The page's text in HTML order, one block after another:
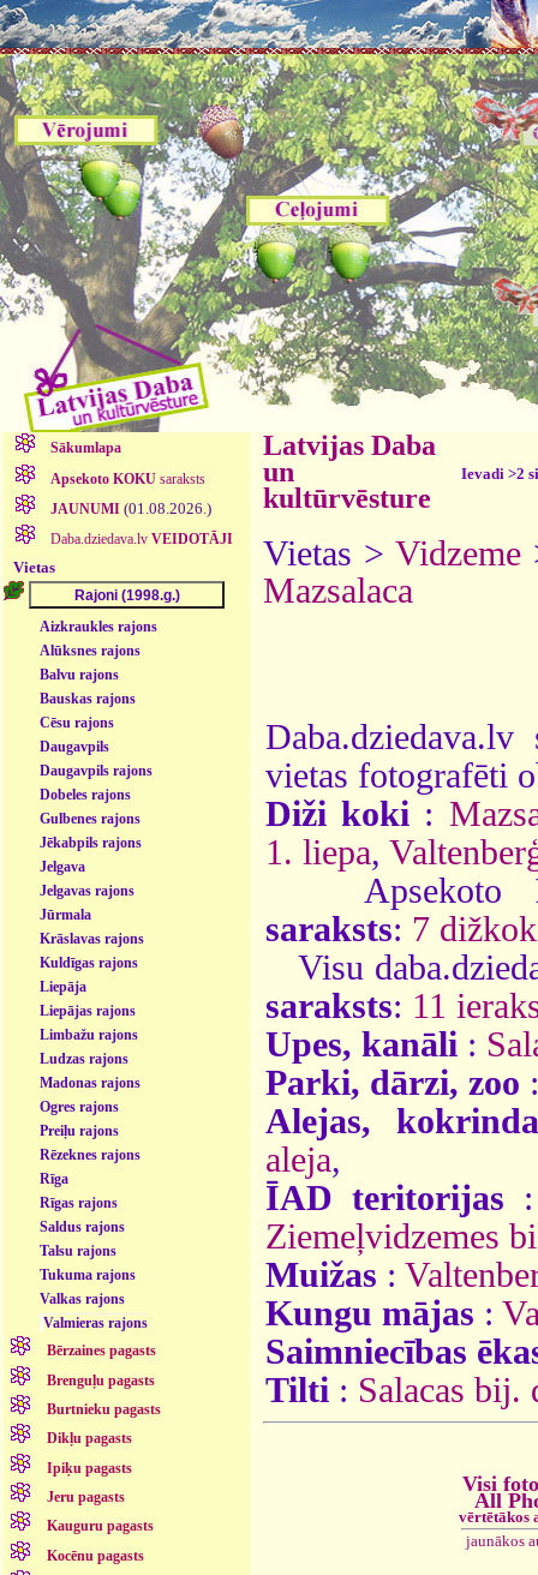
Sākumlapa
Apsekoto KOKUsaraksts
JAUNUMI (01.08.2026.)
Daba.dziedava.lv VEIDOTĀJI
Vietas
Aizkraukles rajons
Alūksnes rajons
Balvu rajons
Bauskas rajons
Cēsu rajons
Daugavpils
Daugavpils rajons
Dobeles rajons
Gulbenes rajons
Jēkabpils rajons
Jelgava
Jelgavas rajons
Jūrmala
Krāslavas rajons
Kuldīgas rajons
Liepāja
Liepājas rajons
Limbažu rajons
Ludzas rajons
Madonas rajons
Ogres rajons
Preiļu rajons
Rēzeknes rajons
Rīga
Rīgas rajons
Saldus rajons
Talsu rajons
Tukuma rajons
Valkas rajons
Valmieras rajons
Bērzaines pagasts
Brenguļu pagasts
Burtnieku pagasts
Dikļu pagasts
Ipiķu pagasts
Jeru pagasts
Kauguru pagasts
Kocēnu pagasts
Latvijas Daba
un
kultūrvēsture
Ievadi >2
Vietas > Vidzeme
Mazsalaca
vietas fotografēti
Diži koki :
1. liepa,
Apsekoto
saraksts: 7
Visu
saraksts: 11
Upes, kanāli :
Parki, dārzi, zoo
Alejas,
aleja,
ĪAD teritorijas
Ziemeļvidzemes
Muižas :
Kungu mājas :
Saimniecības
Tilti : Salacas bij.
Visi
All
vērtētākos
jaunākos